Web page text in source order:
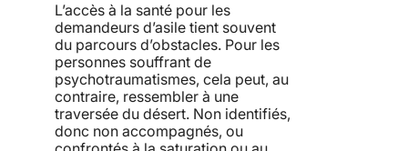
L’accès à la santé pour les
demandeurs d’asile tient souvent
du parcours d’obstacles. Pour les
personnes souffrant de
psychotraumatismes, cela peut, au
contraire, ressembler à une
traversée du désert. Non identifiés,
donc non accompagnés, ou